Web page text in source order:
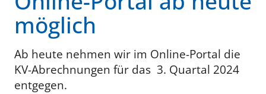
möglich
Ab heute nehmen wir im Online-Portal die
KV-Abrechnungen für das 3. Quartal 2024
entgegen.